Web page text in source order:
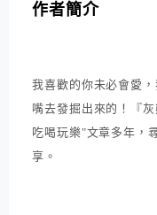
作者簡介
我喜歡的你未必會愛
嘴去發掘出來的！『
吃喝玩樂"文章多年，
享。